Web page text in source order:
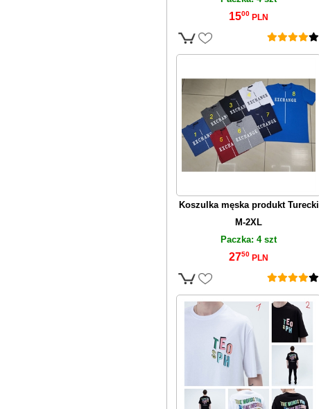
1500 PLN
Koszulka męska produkt Turecki
M-2XL
Paczka: 4 szt
2750 PLN